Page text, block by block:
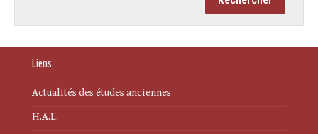
Liens
Actualités des études anciennes
H.A.L.